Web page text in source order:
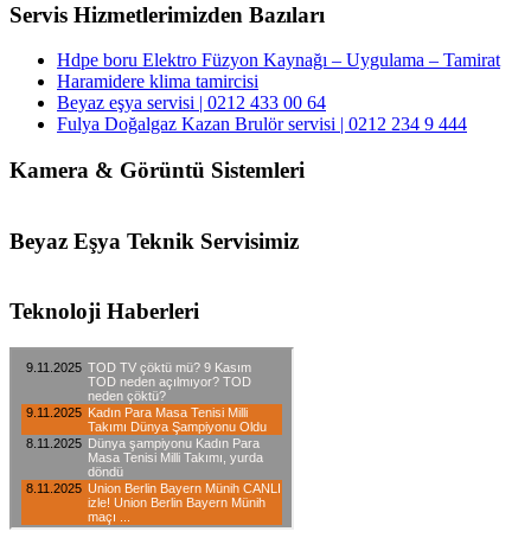
Servis Hizmetlerimizden Bazıları
Hdpe boru Elektro Füzyon Kaynağı – Uygulama – Tamirat
Haramidere klima tamircisi
Beyaz eşya servisi | 0212 433 00 64
Fulya Doğalgaz Kazan Brulör servisi | 0212 234 9 444
Kamera & Görüntü Sistemleri
Beyaz Eşya Teknik Servisimiz
Teknoloji Haberleri